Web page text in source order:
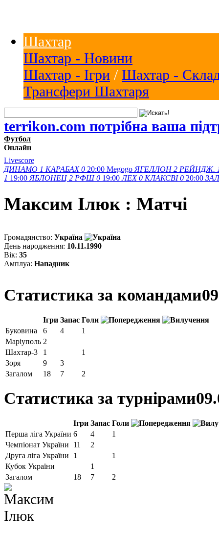
Шахтар
Шахтар - Новини
Шахтар - Ігри / Шахтар -
Трансфери Шахтаря
terrikon.com потрібна ваша
Футбол
Онлайн
Livescore
ДИНАМО 1 КАРАБАХ 0 20:00 Megogo ЯГЕЛЛОН 2 РЕЙНДЖ.
1 19:00 ЯБЛОНЕЦ 2 РФШ 0 19:00 ЛЕХ 0 КЛАКСВІ 0 20:00
Максим Iлюк : Матчi
Громадянство: Україна
День народження: 10.11.1990
Вік: 35
Амплуа: Нападник
Статистика за командами
Ігри Запас Голи
Буковина
6 4
1
Маріуполь 2
Шахтар-3
1
1
Зоря
9
3
Загалом
18 7 2
Статистика за турнірами
Ігри Запас Голи
Перша ліга України 6 4
1
Чемпіонат України
11
2
Друга ліга України
1
1
Кубок України
1
Загалом
18 7 2